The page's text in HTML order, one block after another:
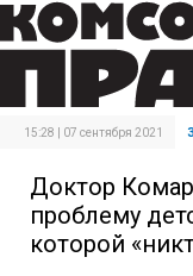
15:28 | 07 сентября 2021
Доктор
проблему
которой